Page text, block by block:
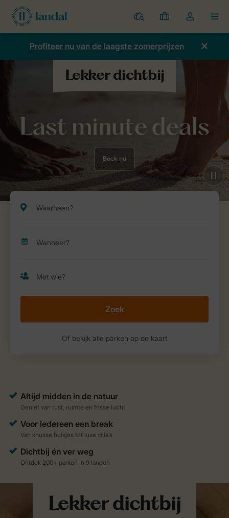
Parken
Mijn
boekingen
Open
de
dropdown
Profiteer nu van de laagste zomerprijzen
Last minute deals
Boek nu
Zoek
Of bekijk alle parken op de kaart